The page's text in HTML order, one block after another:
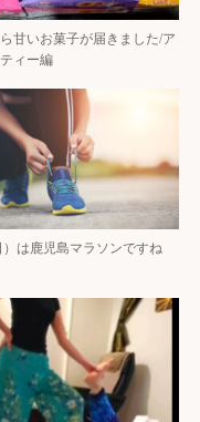
甘いお菓子が届きました/ア
ィー編
）は鹿児島マラソンですね